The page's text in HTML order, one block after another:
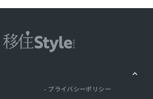
プライバシーポリシー